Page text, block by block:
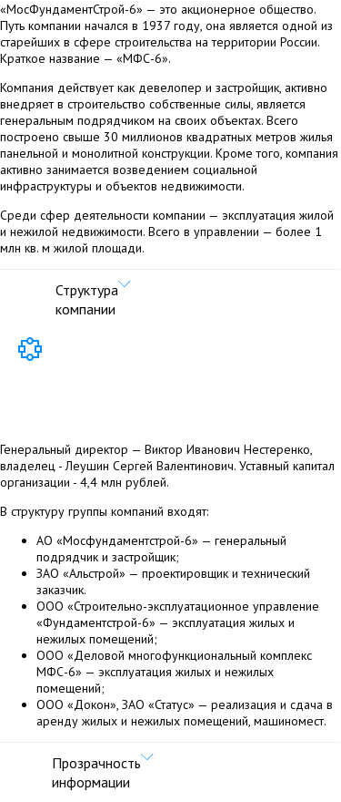
«МосФундаментСтрой-6» — это акционерное общество.
Путь компании начался в 1937 году, она является одной из
старейших в сфере строительства на территории России.
Краткое название — «МФС-6».
Компания действует как девелопер и застройщик, активно
внедряет в строительство собственные силы, является
генеральным подрядчиком на своих объектах. Всего
построено свыше 30 миллионов квадратных метров жилья
панельной и монолитной конструкции. Кроме того, компания
активно занимается возведением социальной
инфраструктуры и объектов недвижимости.
Среди сфер деятельности компании — эксплуатация жилой
и нежилой недвижимости. Всего в управлении — более 1
млн кв. м жилой площади.
Структура
компании
Генеральный директор — Виктор Иванович Нестеренко,
владелец - Леушин Сергей Валентинович. Уставный капитал
организации - 4,4 млн рублей.
В структуру группы компаний входят:
АО «Мосфундаментстрой-6» — генеральный
подрядчик и застройщик;
ЗАО «Альстрой» — проектировщик и технический
заказчик.
ООО «Строительно-эксплуатационное управление
«Фундаментстрой-6» — эксплуатация жилых и
нежилых помещений;
ООО «Деловой многофункциональный комплекс
МФС-6» — эксплуатация жилых и нежилых
помещений;
ООО «Докон», ЗАО «Статус» — реализация и сдача в
аренду жилых и нежилых помещений, машиномест.
Прозрачность
информации